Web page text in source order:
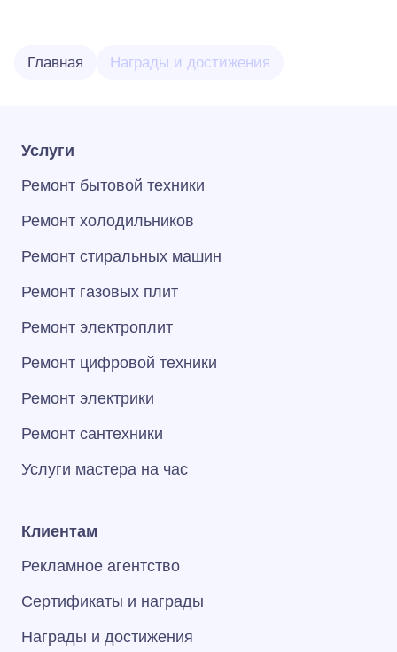
Главная Награды и достижения
Услуги
Ремонт бытовой техники
Ремонт холодильников
Ремонт стиральных машин
Ремонт газовых плит
Ремонт электроплит
Ремонт цифровой техники
Ремонт электрики
Ремонт сантехники
Услуги мастера на час
Клиентам
Рекламное агентство
Сертификаты и награды
Награды и достижения